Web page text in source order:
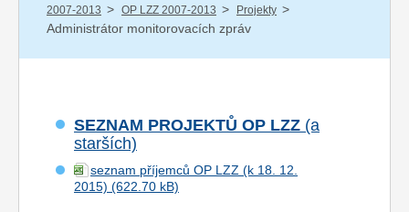
2007-2013 / OP LZZ 2007-2013 / Projekty /
Administrátor monitorovacích zpráv
SEZNAM PROJEKTŮ OP LZZ (a
starších)
seznam příjemců OP LZZ (k 18. 12.
2015)